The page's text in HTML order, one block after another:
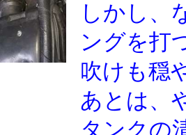
しかし、
ングを打
吹けも穏
あとは、
タンクの